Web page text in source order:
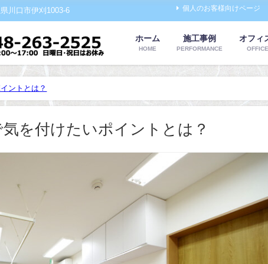
川口市伊刈1003-6 個人のお客様向けページ
ホーム
HOME
施工事例
PERFORMANCE
オフィ
ントとは？
を付けたいポイントとは？